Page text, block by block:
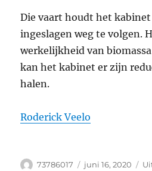
Die vaart houdt het
ingeslagen weg te volgen.
werkelijkheid van
kan het kabinet er zijn
halen.
Roderick Veelo
Auteur
73786017
Geplaatst
juni 16, 2020